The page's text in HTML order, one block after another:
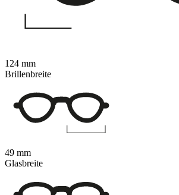
124 mm
Brillenbreite
49 mm
Glasbreite